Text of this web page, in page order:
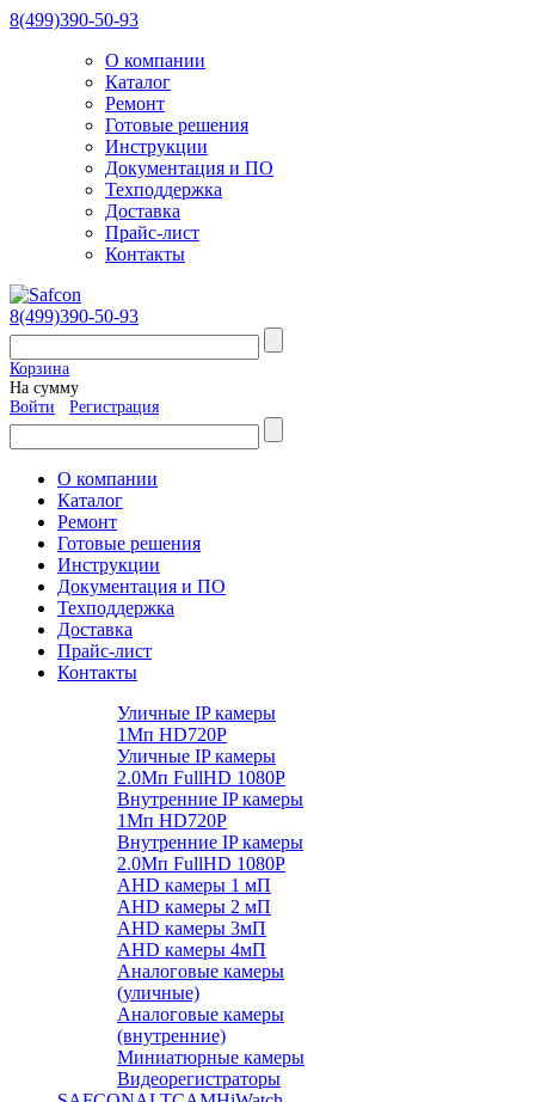
8(499)390-50-93
О компании
Каталог
Ремонт
Готовые решения
Инструкции
Документация и ПО
Техподдержка
Доставка
Прайс-лист
Контакты
8(499)390-50-93
Корзина
На сумму
Войти
Регистрация
О компании
Каталог
Ремонт
Готовые решения
Инструкции
Документация и ПО
Техподдержка
Доставка
Прайс-лист
Контакты
Уличные IP камеры
1Мп HD720P
Уличные IP камеры
2.0Мп FullHD 1080P
Внутренние IP камеры
1Мп HD720P
Внутренние IP камеры
2.0Мп FullHD 1080P
AHD камеры 1 мП
AHD камеры 2 мП
AHD камеры 3мП
AHD камеры 4мП
Аналоговые камеры
(уличные)
Аналоговые камеры
(внутренние)
Миниатюрные камеры
Видеорегистраторы